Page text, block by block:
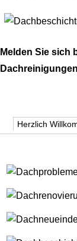
Melden Sie sich
Herzlich